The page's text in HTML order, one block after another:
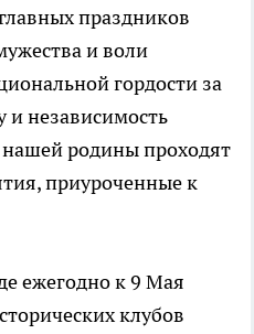
праздников
и воли
гордости за
и независимость
нашей родины проходят
приуроченные к
ежегодно к 9 Мая
клубов